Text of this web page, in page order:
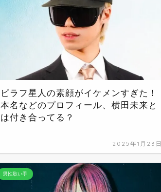
ピラフ星人の素顔がイケメンすぎた！
本名などのプロフィール、横田未来と
は付き合ってる？
2025年1月23日
男性歌い手